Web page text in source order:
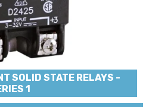
SOLID STATE RELAYS -
1